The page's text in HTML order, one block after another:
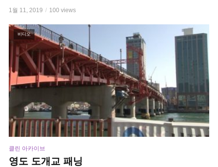
1월 11, 2019 100 views
비디오
클린 아카이브
영도 도개교 패닝